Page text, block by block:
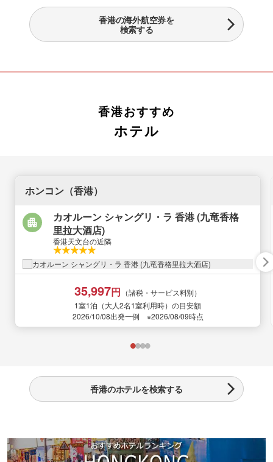
香港の海外航空券を
検索する
香港おすすめ
ホテル
ホンコン（香港）
カオルーン シャングリ・ラ 香港 (九竜香格
里拉大酒店)
香港天文台の近隣
35,997円 （諸税・サービス料別）
1室1泊（大人2名1室利用時）の目安額
2026/10/08出発一例 ※2026/08/09時点
香港のホテルを検索する